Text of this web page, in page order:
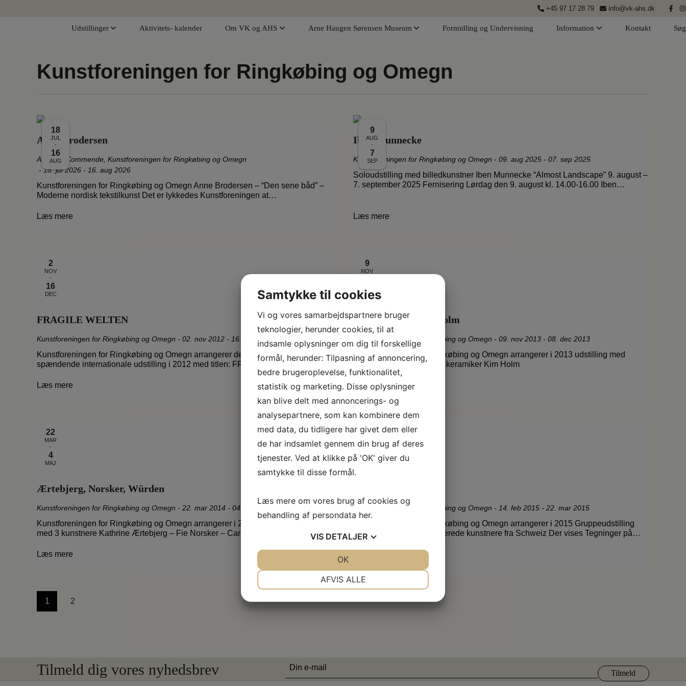
+45 97 17 28 79 info@vk-ahs.dk
Udstillinger Aktivitets- kalender Om VK og AHS Arne Haugen Sørensen Museum Formidling og Undervisning Information Kontakt Søg
Kunstforeningen for Ringkøbing og Omegn
18
JUL
-
16
AUG
Anne Brodersen
Aktuelle Kommende Kunstforeningen for Ringkøbing og Omegn
-18. jul 2026 - 16. aug 2026
Kunstforeningen for Ringkøbing og Omegn Anne Brodersen – “Den sene båd” –
Moderne nordisk tekstilkunst Det er lykkedes Kunstforeningen at…
Læs mere
9
AUG
-
7
SEP
Iben Munnecke
Kunstforeningen for Ringkøbing og Omegn - 09. aug 2025 - 07. sep 2025
Soloudstilling med billedkunstner Iben Munnecke “Almost Landscape” 9. august –
7. september 2025 Fernisering Lørdag den 9. august kl. 14.00-16.00 Iben…
Læs mere
2
NOV
-
16
DEC
FRAGILE WELTEN
Kunstforeningen for Ringkøbing og Omegn - 02. nov 2012 - 16. dec 2012
Kunstforeningen for Ringkøbing og Omegn arrangerer den første og meget
spændende internationale udstilling i 2012 med titlen: FRAGILE WELTEN –…
Læs mere
9
NOV
DEC
Ann Sloth og Kim Holm
Kunstforeningen for Ringkøbing og Omegn - 09. nov 2013 - 08. dec 2013
Kunstforeningen for Ringkøbing og Omegn arrangerer i 2013 udstilling med
billedvæver Ann Sloth og keramiker Kim Holm
Læs mere
22
MAR
-
4
MAJ
Ærtebjerg, Norsker, Würden
Kunstforeningen for Ringkøbing og Omegn - 22. mar 2014 - 04. maj 2014
Kunstforeningen for Ringkøbing og Omegn arrangerer i 2014 gruppeudstilling
med 3 kunstnere Kathrine Ærtebjerg – Fie Norsker – Carsten von…
Læs mere
14
FEB
-
22
MAR
Kunstforeningen for Ringkøbing og Omegn - 14. feb 2015 - 22. mar 2015
Kunstforeningen for Ringkøbing og Omegn arrangerer i 2015 Gruppeudstilling
INCOGNITO med 4 etablerede kunstnere fra Schweiz Der vises Tegninger på…
Navigation
1 2
Tilmeld dig vores nyhedsbrev
E-
Samtykke til cookies
Vi og vores samarbejdspartnere bruger
teknologier, herunder cookies, til at
indsamle oplysninger om dig til forskellige
formål, herunder: Tilpasning af annoncering,
bedre brugeroplevelse, funktionalitet,
statistik og marketing. Disse oplysninger
kan blive delt med annoncerings- og
analysepartnere, som kan kombinere dem
med data, du tidligere har givet dem eller
de har indsamlet gennem din brug af deres
tjenester. Ved at klikke på 'OK' giver du
samtykke til disse formål.
Læs mere om vores brug af cookies og
behandling af persondata her.
VIS DETALJER
AFVIS ALLE
OK